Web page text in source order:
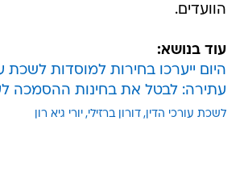
הוועדים.
עוד בנושא:
היום ייערכו בחירות למוסדות לשכת
עתירה: לבטל את בחינות ההסמכה
לשכת עורכי הדין דורון ברזילי יורי גיא רון